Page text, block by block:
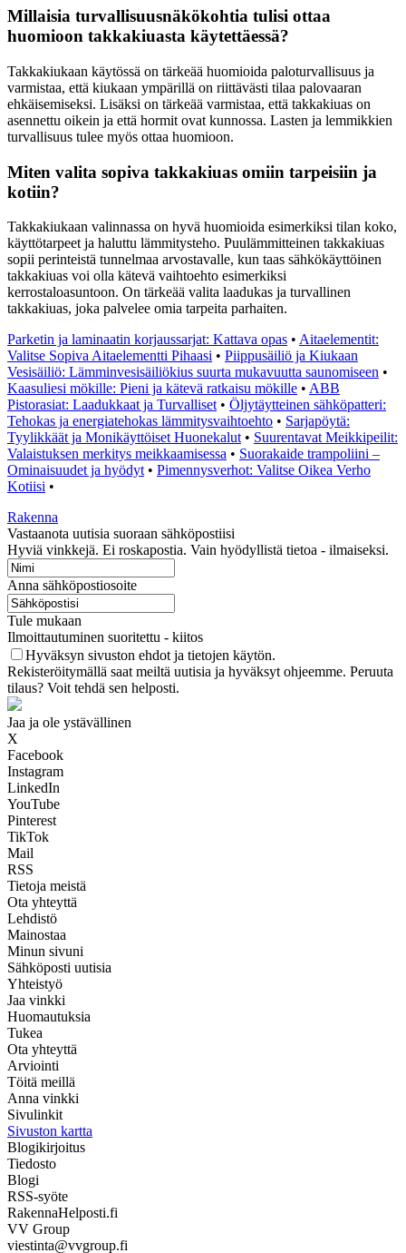
Millaisia turvallisuusnäkökohtia tulisi ottaa
huomioon takkakiuasta käytettäessä?
Takkakiukaan käytössä on tärkeää huomioida paloturvallisuus ja
varmistaa, että kiukaan ympärillä on riittävästi tilaa palovaaran
ehkäisemiseksi. Lisäksi on tärkeää varmistaa, että takkakiuas on
asennettu oikein ja että hormit ovat kunnossa. Lasten ja lemmikkien
turvallisuus tulee myös ottaa huomioon.
Miten valita sopiva takkakiuas omiin tarpeisiin ja
kotiin?
Takkakiukaan valinnassa on hyvä huomioida esimerkiksi tilan koko,
käyttötarpeet ja haluttu lämmitysteho. Puulämmitteinen takkakiuas
sopii perinteistä tunnelmaa arvostavalle, kun taas sähkökäyttöinen
takkakiuas voi olla kätevä vaihtoehto esimerkiksi
kerrostaloasuntoon. On tärkeää valita laadukas ja turvallinen
takkakiuas, joka palvelee omia tarpeita parhaiten.
Parketin ja laminaatin korjaussarjat: Kattava opas • Aitaelementit:
Valitse Sopiva Aitaelementti Pihaasi • Piippusäiliö ja Kiukaan
Vesisäiliö: Lämminvesisäiliökius suurta mukavuutta saunomiseen •
Kaasuliesi mökille: Pieni ja kätevä ratkaisu mökille • ABB
Pistorasiat: Laadukkaat ja Turvalliset • Öljytäytteinen sähköpatteri:
Tehokas ja energiatehokas lämmitysvaihtoehto • Sarjapöytä:
Tyylikkäät ja Monikäyttöiset Huonekalut • Suurentavat Meikkipeilit:
Valaistuksen merkitys meikkaamisessa • Suorakaide trampoliini –
Ominaisuudet ja hyödyt • Pimennysverhot: Valitse Oikea Verho
Kotiisi •
Rakenna
Vastaanota uutisia suoraan sähköpostiisi
Hyviä vinkkejä. Ei roskapostia. Vain hyödyllistä tietoa - ilmaiseksi.
Anna sähköpostiosoite
Tule mukaan
Ilmoittautuminen suoritettu - kiitos
Hyväksyn sivuston ehdot ja tietojen käytön.
Rekisteröitymällä saat meiltä uutisia ja hyväksyt ohjeemme. Peruuta
tilaus? Voit tehdä sen helposti.
Jaa ja ole ystävällinen
X
Facebook
Instagram
LinkedIn
YouTube
Pinterest
TikTok
Mail
RSS
Tietoja meistä
Ota yhteyttä
Lehdistö
Mainostaa
Minun sivuni
Sähköposti uutisia
Yhteistyö
Jaa vinkki
Huomautuksia
Tukea
Ota yhteyttä
Arviointi
Töitä meillä
Anna vinkki
Sivulinkit
Sivuston kartta
Blogikirjoitus
Tiedosto
Blogi
RSS-syöte
RakennaHelposti.fi
VV Group
viestinta@vvgroup.fi